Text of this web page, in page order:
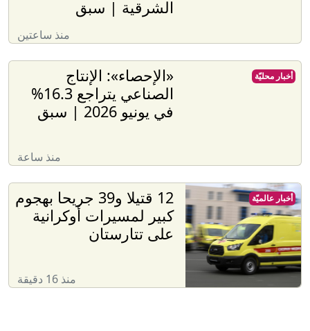
الشرقية | سبق
منذ ساعتين
«الإحصاء»: الإنتاج
الصناعي يتراجع 16.3%
في يونيو 2026 | سبق
منذ ساعة
أخبار محليّة
12 قتيلا و39 جريحا بهجوم
كبير لمسيرات أوكرانية
على تتارستان
منذ 16 دقيقة
أخبار عالميّة